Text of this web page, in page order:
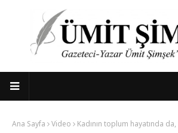
Ana Sayfa Video Kadının toplum hayatında